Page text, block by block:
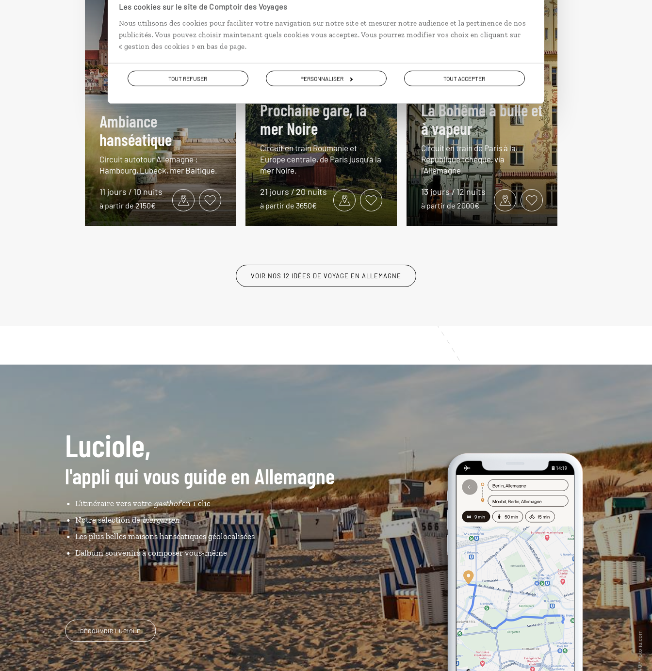
Les cookies sur le site de Comptoir des Voyages
Nous utilisons des cookies pour faciliter votre navigation sur notre site et mesurer notre audience et la pertinence de nos
publicités. Vous pouvez choisir maintenant quels cookies vous acceptez. Vous pourrez modifier vos choix en cliquant sur
« gestion des cookies » en bas de page.
TOUT REFUSER PERSONNALISER TOUT ACCEPTER
Ambiance
hanséatique
Circuit autotour Allemagne :
Hambourg, Lübeck, mer Baltique.
11 jours / 10 nuits
à partir de 2150€
Prochaine gare, la
mer Noire
Circuit en train Roumanie et
Europe centrale, de Paris jusqu’à la
mer Noire.
21 jours / 20 nuits
à partir de 3650€
La Bohême à bulle et
à vapeur
Circuit en train de Paris à la
République tchèque, via
l’Allemagne.
13 jours / 12 nuits
à partir de 2000€
VOIR NOS 12 IDÉES DE VOYAGE EN ALLEMAGNE
Luciole,
l'appli qui vous guide en Allemagne
L’itinéraire vers votre gasthofen 1 clic
Notre sélection debiergarten
Les plus belles maisons hanséatiques géolocalisées
L'album souvenirs à composer vous-même
DÉCOUVRIR LUCIOLE